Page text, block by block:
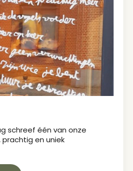
schreef één van onze
prachtig en uniek